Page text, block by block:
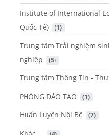
Institute of International
Quốc Tế)
(1)
Trung tâm Trải nghiệm
nghiệp
(5)
Trung tâm Thông Tin - Thư
PHÒNG ĐÀO TẠO (1)
Huấn Luyện Nội Bộ (7)
(4)